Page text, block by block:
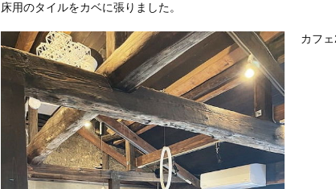
床用のタイルをカベに張りました。
カフェ